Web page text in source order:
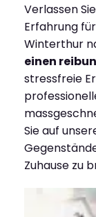
Verlassen
Erfahrung
Winterthur
einen
stressfreie
Sie auf
Zuhause zu